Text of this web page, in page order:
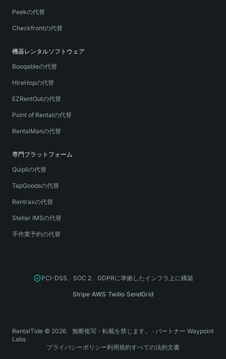
Peekの代替
Checkfrontの代替
機器レンタルソフトウェア
Booqableの代替
HireHopの代替
EZRentOutの代替
Point of Rentalの代替
RentalManの代替
専門プラットフォーム
Quipliの代替
TapGoodsの代替
Rentraxの代替
Stellar IMSの代替
手作業予約の代替
PCI-DSS、SOC 2、GDPRに準拠したインフラ上に構築
Stripe·AWS·Twilio·SendGrid
RentalTide © 2026、無断複写・転載を禁じます。 · パートナー Waypoint
Labs
プライバシーポリシー利用規約すべての法的文書